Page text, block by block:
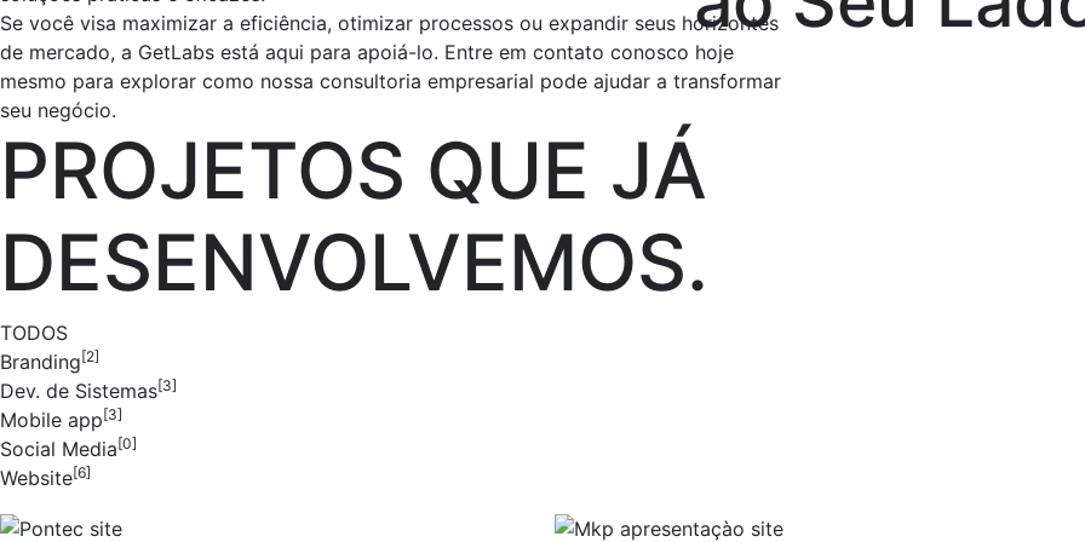
Se você visa maximizar a eficiência, otimizar processos ou expandir seus horizontes
de mercado, a GetLabs está aqui para apoiá-lo. Entre em contato conosco hoje
mesmo para explorar como nossa consultoria empresarial pode ajudar a transformar
seu negócio.
PROJETOS QUE JÁ
DESENVOLVEMOS.
TODOS
Branding[2]
Dev. de Sistemas[3]
Mobile app[3]
Social Media[0]
Website[6]